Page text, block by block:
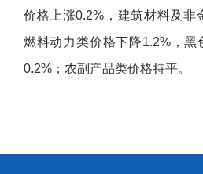
价格上涨0.2% ，建筑材料及
燃料动力类价格下降1.2%，黑
0.2%；农副产品类价格持平。